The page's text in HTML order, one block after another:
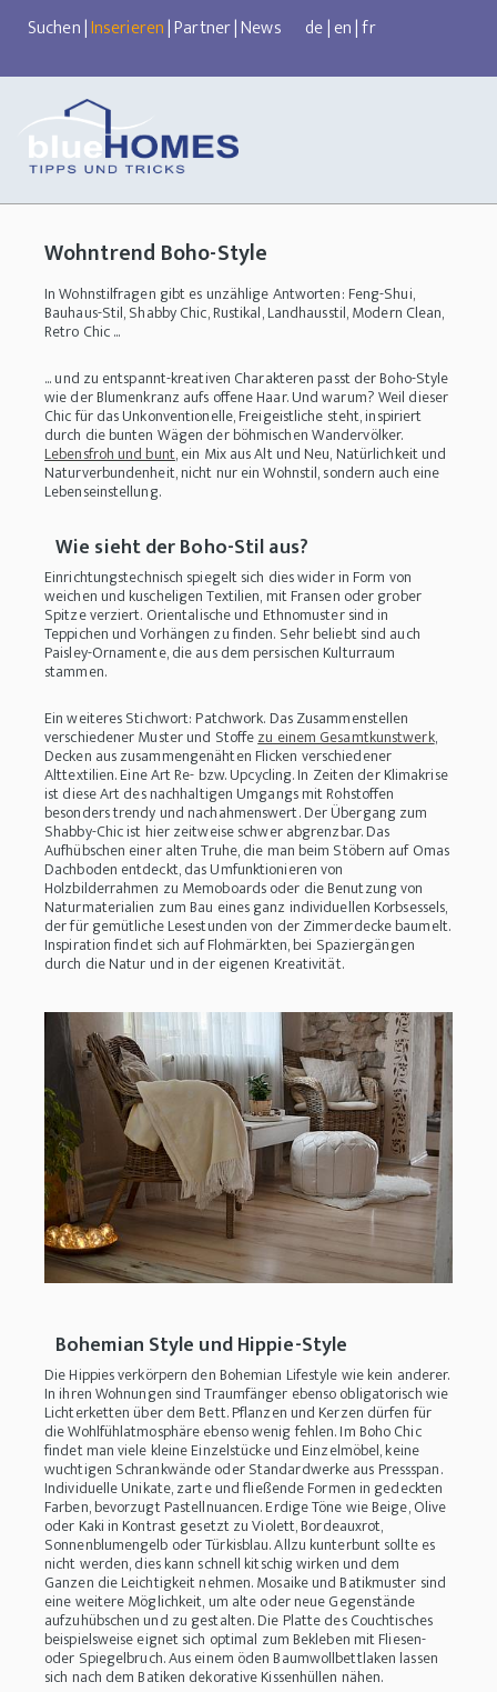
Suchen|Inserieren|Partner|News de|en|fr
Wohntrend Boho-Style
In Wohnstilfragen gibt es unzählige Antworten: Feng-Shui,
Bauhaus-Stil, Shabby Chic, Rustikal, Landhausstil, Modern Clean,
Retro Chic ...
... und zu entspannt-kreativen Charakteren passt der Boho-Style
wie der Blumenkranz aufs offene Haar. Und warum? Weil dieser
Chic für das Unkonventionelle, Freigeistliche steht, inspiriert
durch die bunten Wägen der böhmischen Wandervölker.
Lebensfroh und bunt, ein Mix aus Alt und Neu, Natürlichkeit und
Naturverbundenheit, nicht nur ein Wohnstil, sondern auch eine
Lebenseinstellung.
Wie sieht der Boho-Stil aus?
Einrichtungstechnisch spiegelt sich dies wider in Form von
weichen und kuscheligen Textilien, mit Fransen oder grober
Spitze verziert. Orientalische und Ethnomuster sind in
Teppichen und Vorhängen zu finden. Sehr beliebt sind auch
Paisley-Ornamente, die aus dem persischen Kulturraum
stammen.
Ein weiteres Stichwort: Patchwork. Das Zusammenstellen
verschiedener Muster und Stoffezu einem Gesamtkunstwerk,
Decken aus zusammengenähten Flicken verschiedener
Alttextilien. Eine Art Re- bzw. Upcycling. In Zeiten der Klimakrise
ist diese Art des nachhaltigen Umgangs mit Rohstoffen
besonders trendy und nachahmenswert. Der Übergang zum
Shabby-Chic ist hier zeitweise schwer abgrenzbar. Das
Aufhübschen einer alten Truhe, die man beim Stöbern auf Omas
Dachboden entdeckt, das Umfunktionieren von
Holzbilderrahmen zu Memoboards oder die Benutzung von
Naturmaterialien zum Bau eines ganz individuellen Korbsessels,
der für gemütliche Lesestunden von der Zimmerdecke baumelt.
Inspiration findet sich auf Flohmärkten, bei Spaziergängen
durch die Natur und in der eigenen Kreativität.
Bohemian Style und Hippie-Style
Die Hippies verkörpern den Bohemian Lifestyle wie kein anderer.
In ihren Wohnungen sind Traumfänger ebenso obligatorisch wie
Lichterketten über dem Bett. Pflanzen und Kerzen dürfen für
die Wohlfühlatmosphäre ebenso wenig fehlen. Im Boho Chic
findet man viele kleine Einzelstücke und Einzelmöbel, keine
wuchtigen Schrankwände oder Standardwerke aus Pressspan.
Individuelle Unikate, zarte und fließende Formen in gedeckten
Farben, bevorzugt Pastellnuancen. Erdige Töne wie Beige, Olive
oder Kaki in Kontrast gesetzt zu Violett, Bordeauxrot,
Sonnenblumengelb oder Türkisblau. Allzu kunterbunt sollte es
nicht werden, dies kann schnell kitschig wirken und dem
Ganzen die Leichtigkeit nehmen. Mosaike und Batikmuster sind
eine weitere Möglichkeit, um alte oder neue Gegenstände
aufzuhübschen und zu gestalten. Die Platte des Couchtisches
beispielsweise eignet sich optimal zum Bekleben mit Fliesen-
oder Spiegelbruch. Aus einem öden Baumwollbettlaken lassen
sich nach dem Batiken dekorative Kissenhüllen nähen.